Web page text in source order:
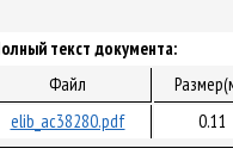
текст документа:
Файл
elib_ac38280.pdf
0.11